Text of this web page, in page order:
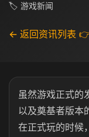
🏷 游戏新闻
← 返回资讯列表
虽然游戏正式的
以及奠基者版本
在正式玩的时候